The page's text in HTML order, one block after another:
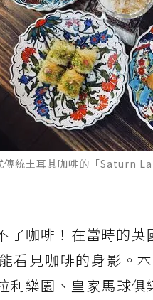
傳統土耳其咖啡的「Saturn
了咖啡！在當時的
看見咖啡的身影。
利樂園、皇家馬球